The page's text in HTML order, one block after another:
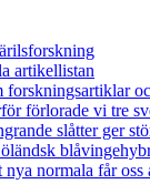
artikellistan
forskningsartiklar
förlorade vi tre
slåtter ger
nya normala får